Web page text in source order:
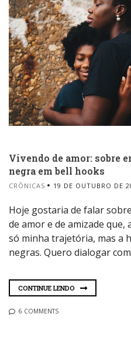
Vivendo de amor: sobre
negra em bell hooks
CRÔNICAS 19 DE OUTUBRO DE
Hoje gostaria de falar
de amor e de amizade
só minha trajetória, mas a
negras. Quero dialogar
CONTINUE LENDO
6 COMMENTS